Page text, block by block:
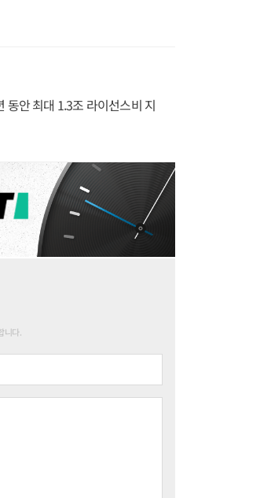
동안 최대 1.3조 라이선스비 지
니다.